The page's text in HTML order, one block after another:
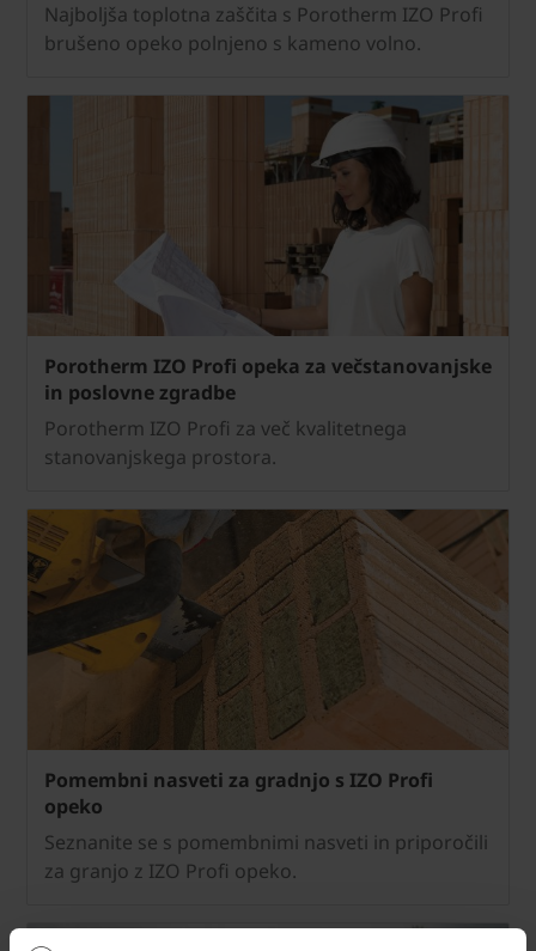
Najboljša toplotna zaščita s Porotherm IZO Profi
brušeno opeko polnjeno s kameno volno.
Porotherm IZO Profi opeka za večstanovanjske
in poslovne zgradbe
Porotherm IZO Profi za več kvalitetnega
stanovanjskega prostora.
Pomembni nasveti za gradnjo s IZO Profi
opeko
Seznanite se s pomembnimi nasveti in priporočili
za granjo z IZO Profi opeko.